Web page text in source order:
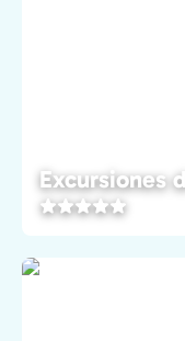
Excursiones